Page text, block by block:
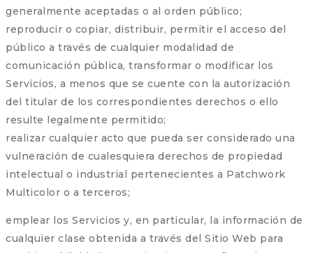
generalmente aceptadas o al orden público;
reproducir o copiar, distribuir, permitir el acceso del
público a través de cualquier modalidad de
comunicación pública, transformar o modificar los
Servicios, a menos que se cuente con la autorización
del titular de los correspondientes derechos o ello
resulte legalmente permitido;
realizar cualquier acto que pueda ser considerado una
vulneración de cualesquiera derechos de propiedad
intelectual o industrial pertenecientes a Patchwork
Multicolor o a terceros;
emplear los Servicios y, en particular, la información de
cualquier clase obtenida a través del Sitio Web para